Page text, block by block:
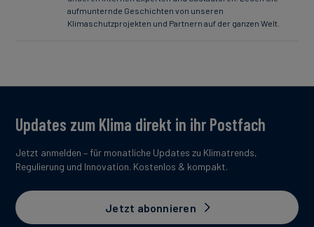
aufmunternde Geschichten von unseren
Klimaschutzprojekten und Partnern auf der ganzen Welt.
Updates zum Klima direkt in ihr Postfach
Jetzt anmelden – für monatliche Updates zu Klimatrends,
Regulierung und Innovation. Kostenlos & kompakt.
Jetzt abonnieren